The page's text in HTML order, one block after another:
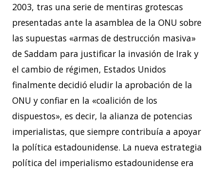
2003, tras una serie de mentiras grotescas
presentadas ante la asamblea de la ONU sobre
las supuestas «armas de destrucción masiva»
de Saddam para justificar la invasión de Irak y
el cambio de régimen, Estados Unidos
finalmente decidió eludir la aprobación de la
ONU y confiar en la «coalición de los
dispuestos», es decir, la alianza de potencias
imperialistas, que siempre contribuía a apoyar
la política estadounidense. La nueva estrategia
política del imperialismo estadounidense era